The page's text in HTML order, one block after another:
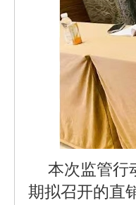
本次监管行
期拟召开的直